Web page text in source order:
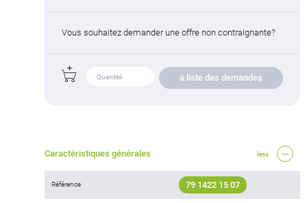
Vous souhaitez demander une offre non contraignante?
à liste des demandes
Caractéristiques générales less
Référence 79 1422 15 07